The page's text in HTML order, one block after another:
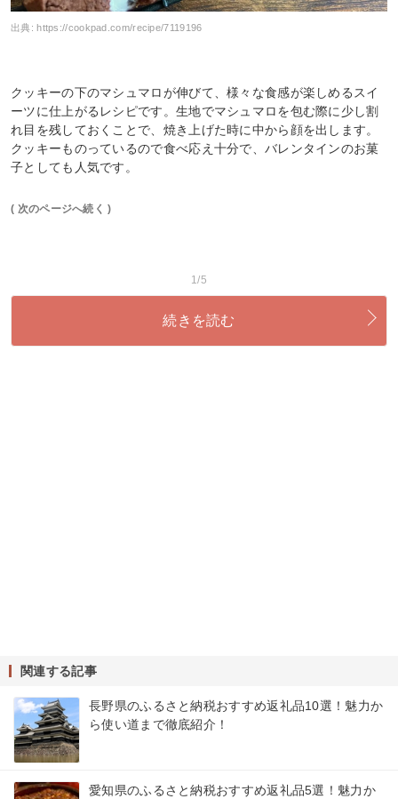
出典: https://cookpad.com/recipe/7119196
クッキーの下のマシュマロが伸びて、様々な食感が楽しめるスイ
ーツに仕上がるレシピです。生地でマシュマロを包む際に少し割
れ目を残しておくことで、焼き上げた時に中から顔を出します。
クッキーものっているので食べ応え十分で、バレンタインのお菓
子としても人気です。
( 次のページへ続く )
1/5
続きを読む
関連する記事
長野県のふるさと納税おすすめ返礼品10選！魅力か
ら使い道まで徹底紹介！
愛知県のふるさと納税おすすめ返礼品5選！魅力か